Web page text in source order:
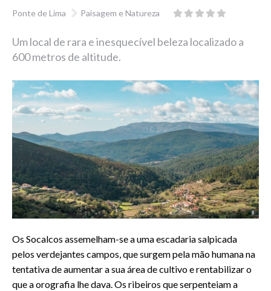
Ponte de Lima Paisagem e Natureza
Um local de rara e inesquecível beleza localizado a
600 metros de altitude.
Os Socalcos assemelham-se a uma escadaria salpicada
pelos verdejantes campos, que surgem pela mão humana na
tentativa de aumentar a sua área de cultivo e rentabilizar o
que a orografia lhe dava. Os ribeiros que serpenteiam a